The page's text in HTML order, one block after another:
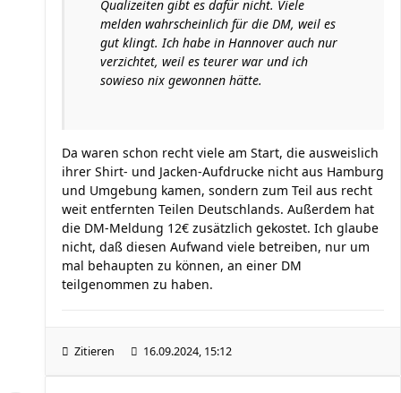
Qualizeiten gibt es dafür nicht. Viele
melden wahrscheinlich für die DM, weil es
gut klingt. Ich habe in Hannover auch nur
verzichtet, weil es teurer war und ich
sowieso nix gewonnen hätte.
Da waren schon recht viele am Start, die ausweislich
ihrer Shirt- und Jacken-Aufdrucke nicht aus Hamburg
und Umgebung kamen, sondern zum Teil aus recht
weit entfernten Teilen Deutschlands. Außerdem hat
die DM-Meldung 12€ zusätzlich gekostet. Ich glaube
nicht, daß diesen Aufwand viele betreiben, nur um
mal behaupten zu können, an einer DM
teilgenommen zu haben.
Zitieren 16.09.2024, 15:12